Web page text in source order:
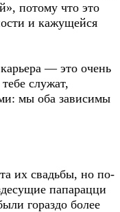
потому что это
и кажущейся
— это очень
служат,
мы оба зависимы
их свадьбы, но по-
папарацци
гораздо более